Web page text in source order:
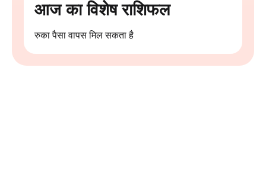
आज का विशेष राशिफल
आज निवेश से लाभ हो सकता है